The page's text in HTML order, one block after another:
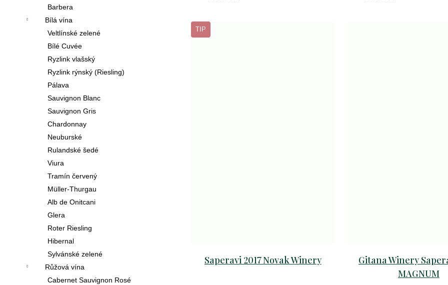
Barbera
Bílá vína
Veltlínské zelené
Bílé Cuvée
Ryzlink vlašský
Ryzlink rýnský (Riesling)
Pálava
Sauvignon Blanc
Sauvignon Gris
Chardonnay
Neuburské
Rulandské šedé
Viura
Tramín červený
Müller-Thurgau
Alb de Onitcani
Glera
Roter Riesling
Hibernal
Sylvánské zelené
Růžová vína
Cabernet Sauvignon Rosé
TIP
Saperavi 2017 Novak Winery
Gitana Winery
MAGNUM
Kč